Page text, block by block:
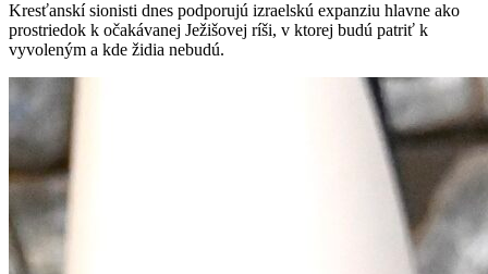
Kresťanskí sionisti dnes podporujú izraelskú expanziu hlavne ako
prostriedok k očakávanej Ježišovej ríši, v ktorej budú patriť k
vyvoleným a kde židia nebudú.